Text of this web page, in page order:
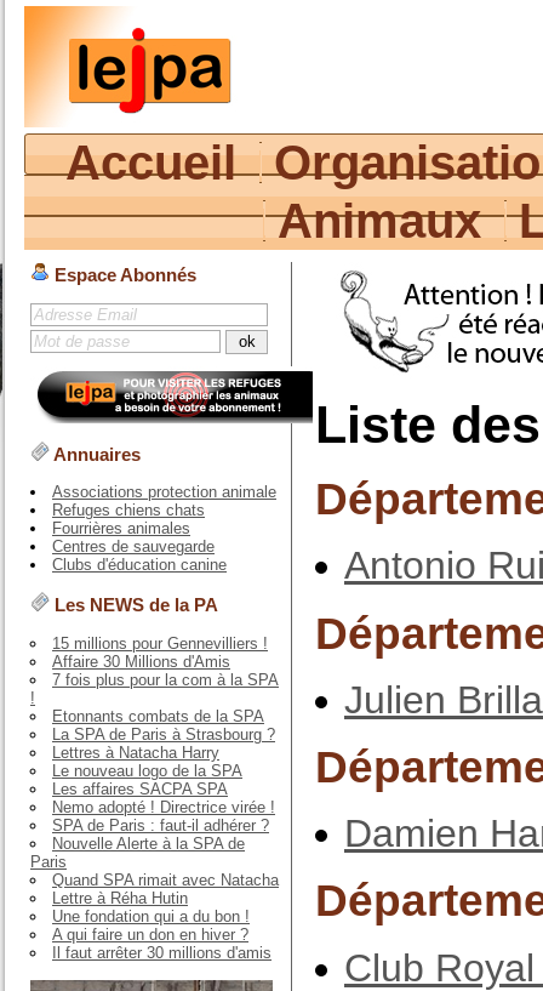
Accueil
Animaux
Espace Abonnés
Annuaires
Associations protection animale
Refuges chiens chats
Fourrières animales
Centres de sauvegarde
Clubs d'éducation canine
Les NEWS de la PA
15 millions pour Gennevilliers !
Affaire 30 Millions d'Amis
7 fois plus pour la com à la SPA
!
Etonnants combats de la SPA
La SPA de Paris à Strasbourg ?
Lettres à Natacha Harry
Le nouveau logo de la SPA
Les affaires SACPA SPA
Nemo adopté ! Directrice virée !
SPA de Paris : faut-il adhérer ?
Nouvelle Alerte à la SPA de
Paris
Quand SPA rimait avec Natacha
Lettre à Réha Hutin
Une fondation qui a du bon !
A qui faire un don en hiver ?
Il faut arrêter 30 millions d'amis
Liste
Antonio
Julien
Damien
Club